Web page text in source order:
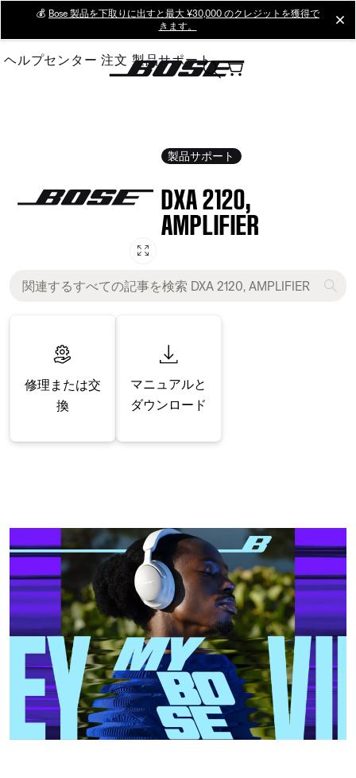
Main
💰 Bose 製品を下取りに出すと最大 ¥30,000 のクレジットを獲得で
きます。
ヘルプセンター 注文 製品サポート
製品サポート
DXA 2120,
AMPLIFIER
修理または交
換
マニュアルと
ダウンロード